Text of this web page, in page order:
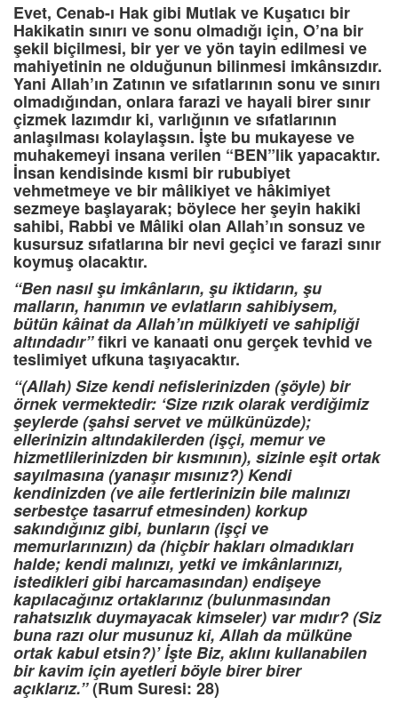
Evet, Cenab-ı Hak gibi Mutlak ve Kuşatıcı bir
Hakikatin sınırı ve sonu olmadığı için, O’na bir
şekil biçilmesi, bir yer ve yön tayin edilmesi ve
mahiyetinin ne olduğunun bilinmesi imkânsızdır.
Yani Allah’ın Zatının ve sıfatlarının sonu ve sınırı
olmadığından, onlara farazi ve hayali birer sınır
çizmek lazımdır ki, varlığının ve sıfatlarının
anlaşılması kolaylaşsın. İşte bu mukayese ve
muhakemeyi insana verilen “BEN”lik yapacaktır.
İnsan kendisinde kısmi bir rububiyet
vehmetmeye ve bir mâlikiyet ve hâkimiyet
sezmeye başlayarak; böylece her şeyin hakiki
sahibi, Rabbi ve Mâliki olan Allah’ın sonsuz ve
kusursuz sıfatlarına bir nevi geçici ve farazi sınır
koymuş olacaktır.
“Ben nasıl şu imkânların, şu iktidarın, şu
malların, hanımın ve evlatların sahibiysem,
bütün kâinat da Allah’ın mülkiyeti ve sahipliği
altındadır”fikri ve kanaati onu gerçek tevhid ve
teslimiyet ufkuna taşıyacaktır.
“(Allah) Size kendi nefislerinizden (şöyle) bir
örnek vermektedir: ‘Size rızık olarak verdiğimiz
şeylerde (şahsi servet ve mülkünüzde);
ellerinizin altındakilerden (işçi, memur ve
hizmetlilerinizden bir kısmının), sizinle eşit ortak
sayılmasına (yanaşır mısınız?) Kendi
kendinizden (ve aile fertlerinizin bile malınızı
serbestçe tasarruf etmesinden) korkup
sakındığınız gibi, bunların (işçi ve
memurlarınızın) da (hiçbir hakları olmadıkları
halde; kendi malınızı, yetki ve imkânlarınızı,
istedikleri gibi harcamasından) endişeye
kapılacağınız ortaklarınız (bulunmasından
rahatsızlık duymayacak kimseler) var mıdır? (Siz
buna razı olur musunuz ki, Allah da mülküne
ortak kabul etsin?)’ İşte Biz, aklını kullanabilen
bir kavim için ayetleri böyle birer birer
açıklarız.”(Rum Suresi: 28)